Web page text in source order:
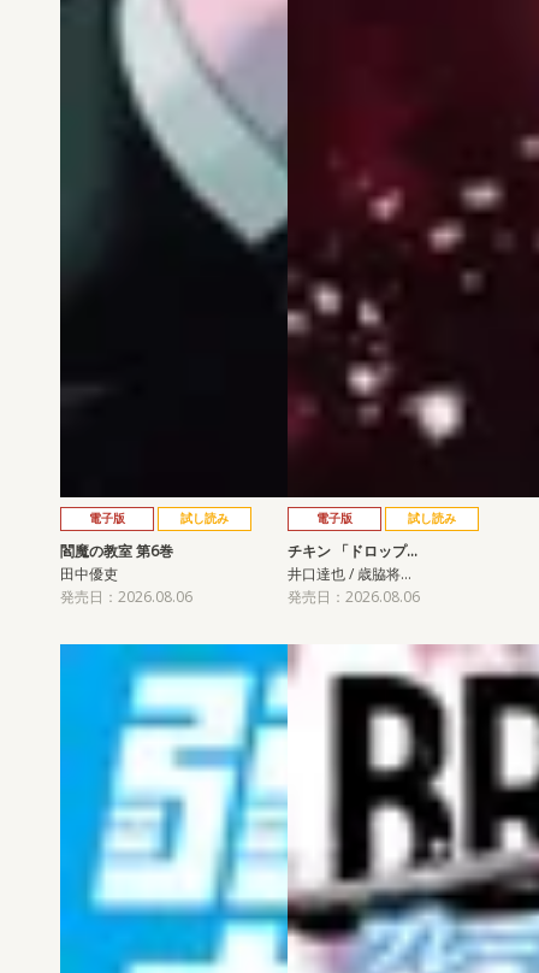
電子版 試し読み
閻魔の教室 第6巻
田中優吏
発売日：2026.08.06
電子版 試し読み
チキン 「ドロップ…
井口達也 / 歳脇将…
発売日：2026.08.06